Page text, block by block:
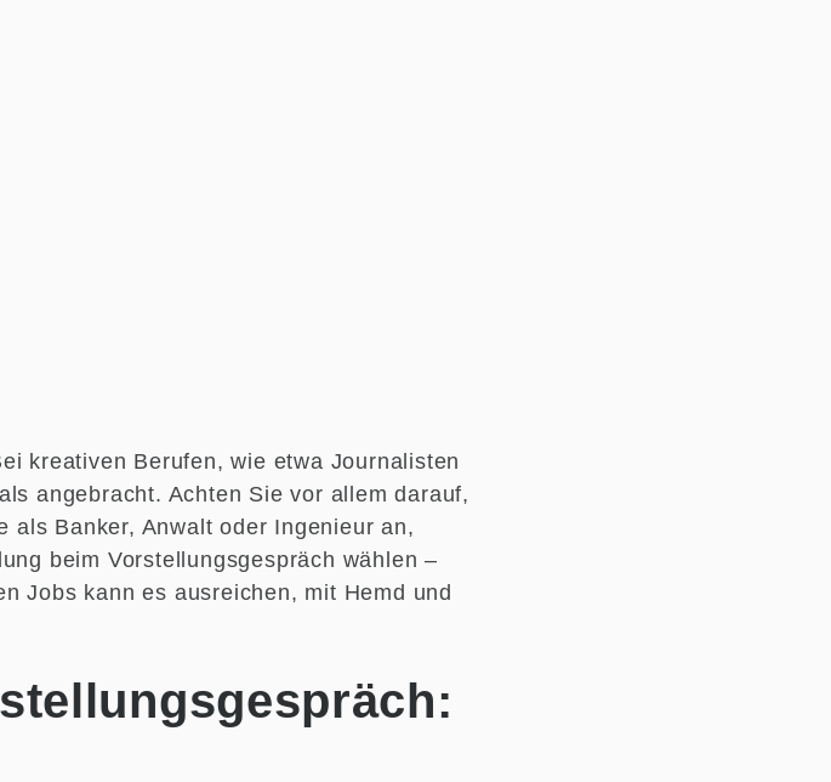
kreativen Berufen, wie etwa Journalisten
angebracht. Achten Sie vor allem darauf,
als Banker, Anwalt oder Ingenieur an,
beim Vorstellungsgespräch wählen –
Jobs kann es ausreichen, mit Hemd und